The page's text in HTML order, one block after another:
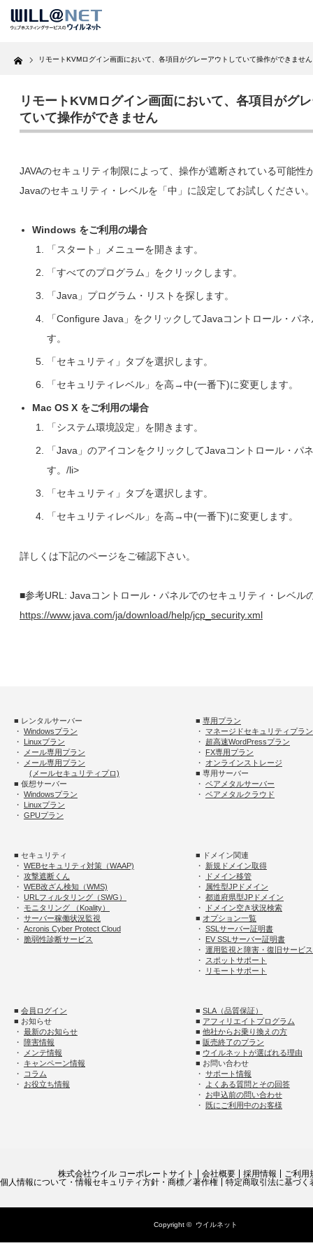
Home リモートKVMログイン画面において、各項目がグレーアウトしていて操作ができません
リモートKVMログイン画面において、各項目がグ
ていて操作ができません
JAVAのセキュリティ制限によって、操作が遮断されている可能性
Javaのセキュリティ・レベルを「中」に設定してお試しください
Windows をご利用の場合
「スタート」メニューを開きます。
「すべてのプログラム」をクリックします。
「Java」プログラム・リストを探します。
「Configure Java」をクリックしてJavaコントロール・パ
す。
「セキュリティ」タブを選択します。
「セキュリティレベル」を高→中(一番下)に変更します。
Mac OS X をご利用の場合
「システム環境設定」を開きます。
「Java」のアイコンをクリックしてJavaコントロール・パ
す。/li>
「セキュリティ」タブを選択します。
「セキュリティレベル」を高→中(一番下)に変更します。
詳しくは下記のページをご確認下さい。
■参考URL: Javaコントロール・パネルでのセキュリティ・レベル
https://www.java.com/ja/download/help/jcp_security.xml
■ レンタルサーバー ■ 専用プラン
・ Windowsプラン ・ マネージドセキュリティプラン
・ Linuxプラン ・ 超高速WordPressプラン
・
メール専用プラン ・ FX専用プラン
・
メール専用プラン ・ オンラインストレージ
(メールセキュリティプロ)
■ 専用サーバー
■ 仮想サーバー
・ ベアメタルサーバー
・ Windowsプラン ・ ベアメタルクラウド
・ Linuxプラン
・ GPUプラン
■ セキュリティ
■ ドメイン関連
・ WEBセキュリティ対策（WAAP) ・ 新規ドメイン取得
・ 攻撃遮断くん ・
ドメイン移管
・ WEB改ざん検知（WMS) ・
属性型JPドメイン
・ URLフィルタリング（SWG） ・ 都道府県型JPドメイン
・ モニタリング （Koality） ・
ドメイン空き状況検索
・ サーバー稼働状況監視 ■ オプション一覧
・ Acronis Cyber Protect Cloud ・ SSLサーバー証明書
・ 脆弱性診断サービス ・ EV SSLサーバー証明書
・ 運用監視と障害・復旧サービス
・ スポットサポート
・
リモートサポート
■ 会員ログイン ■ SLA（品質保証）
■ お知らせ
■ アフィリエイトプログラム
・ 最新のお知らせ ■ 他社からお乗り換えの方
・ 障害情報 ■ 販売終了のプラン
・
メンテ情報 ■ ウイルネットが選ばれる理由
・ キャンペーン情報
■ お問い合わせ
・
コラム ・ サポート情報
・ お役立ち情報 ・
よくある質問とその回答
・ お申込前の問い合わせ
・ 既にご利用中のお客様
株式会社ウイル コーポレートサイト 会社概要 採用情報
ご利用
個人情報について・情報セキュリティ方針・商標／著作権
特定商取引法に基づく
Copyright © ウイルネット